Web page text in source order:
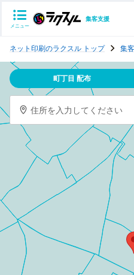
メニュー
集客支援
テ
ン
グ
ネット印刷のラクスル トップ 集
町丁目 配布
住所を入力してください